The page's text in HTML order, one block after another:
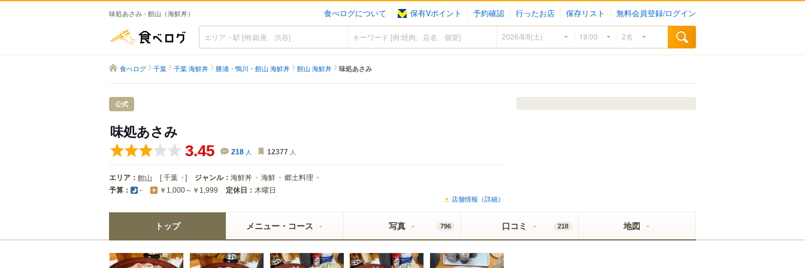
味処あさみ - 館山（海鮮丼） 食べログについて 保有Vポイント 予約確認 行ったお店 保存リスト 無料会員登録/ログイン
食べログ
食べログ 千葉 千葉 海鮮丼 勝浦・鴨川・館山 海鮮丼 館山 海鮮丼 味処あさみ
公式
味処あさみ
3.45 218 人 12377 人
エリア： 館山 [千葉 ] ジャンル： 海鮮丼 海鮮 郷土料理
予算： - ￥1,000～￥1,999 定休日： 木曜日
店舗情報（詳細）
トップ メニュー・コース 写真 796 口コミ 218 地図